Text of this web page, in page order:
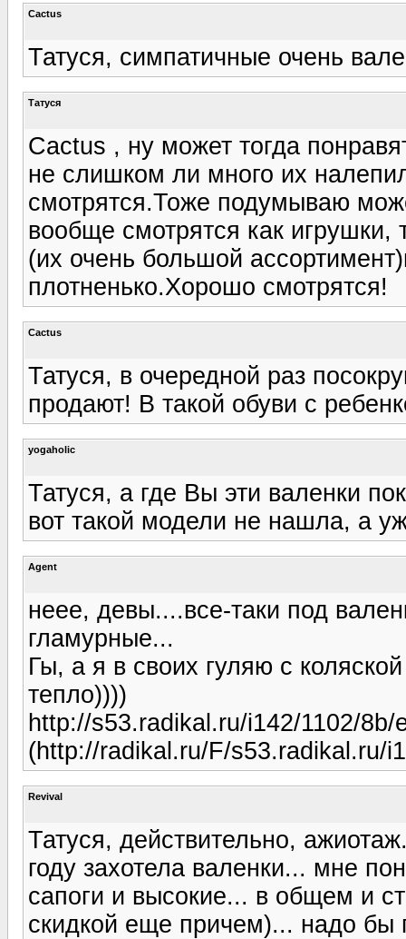
Cactus
Татуся, симпатичные очень
Татуся
Cactus , ну может тогда
не слишком ли много их
смотрятся.Тоже подумываю
вообще смотрятся как
(их очень большой
плотненько.Хорошо смотрятся!
Cactus
Татуся, в очередной раз
продают! В такой обуви с
yogaholic
Татуся, а где Вы эти валенки
вот такой модели не нашла, а
Agent
неее, девы....все-таки под
гламурные...
Гы, а я в своих гуляю с
тепло))))
http://s53.radikal.ru/i142/1102/8b/
(http://radikal.ru/F/s53.radikal.ru/
Revival
Татуся, действительно,
году захотела валенки... мне
сапоги и высокие... в общем и
скидкой еще причем)... надо